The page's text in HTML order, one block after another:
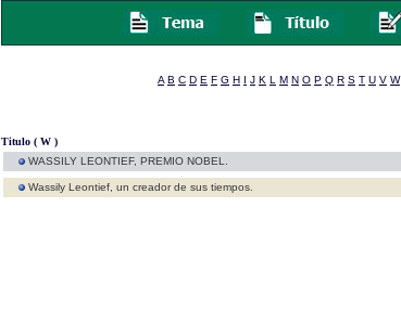
A B C D E F G H I J K L M N O P Q R S T U V W
Titulo ( W )
WASSILY LEONTIEF, PREMIO NOBEL.
Wassily Leontief, un creador de sus tiempos.